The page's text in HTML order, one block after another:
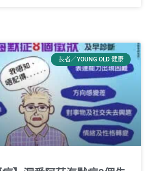
長者／YOUNG OLD 健康